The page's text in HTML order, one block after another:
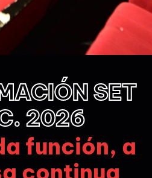
DE LIBERACIÓN
20:00:00